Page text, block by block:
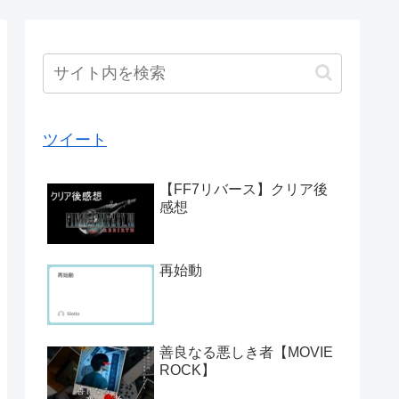
ツイート
【FF7リバース】クリア後
感想
再始動
善良なる悪しき者【MOVIE
ROCK】